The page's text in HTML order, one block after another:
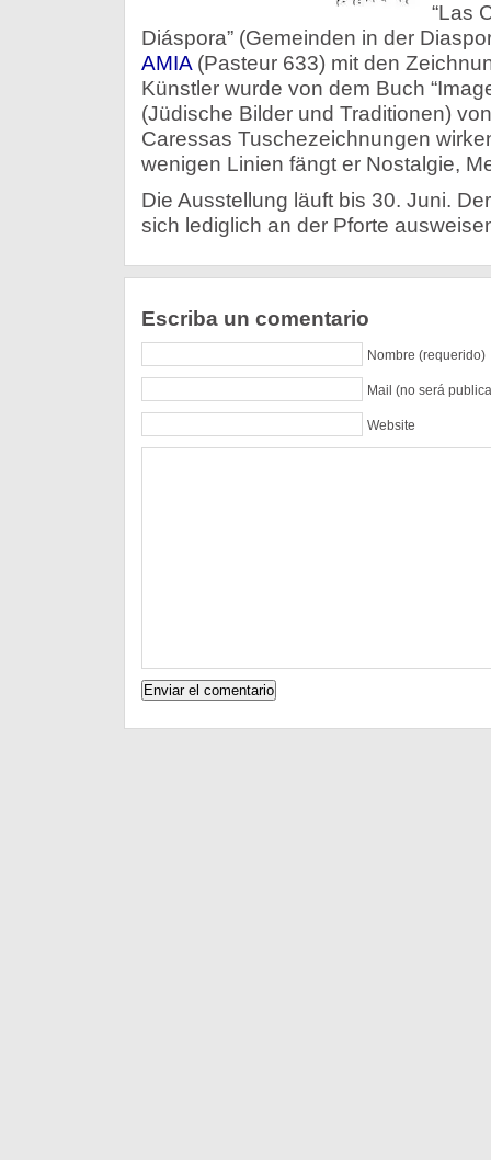
“Las
Diáspora” (Gemeinden in der
AMIA(Pasteur 633) mit den
Künstler wurde von dem Buch
(Jüdische Bilder und Traditionen)
Caressas Tuschezeichnungen
wenigen Linien fängt er Nostalgie,
Die Ausstellung läuft bis 30. Juni.
sich lediglich an der Pforte
Escriba un comentario
Nombre (requerido)
Mail (no será
Website